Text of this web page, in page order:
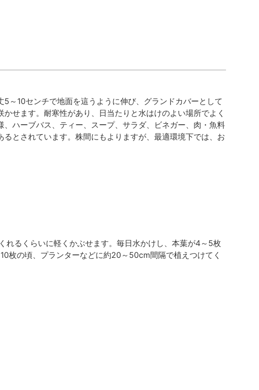
～10センチで地面を這うように伸び、グランドカバーとして
せます。耐寒性があり、日当たりと水はけのよい場所でよく
ハーブバス、ティー、スープ、サラダ、ビネガー、肉・魚料
とされています。株間にもよりますが、最適環境下では、お
るくらいに軽くかぶせます。毎日水かけし、本葉が4～5枚
枚の頃、プランターなどに約20～50cm間隔で植えつけてく